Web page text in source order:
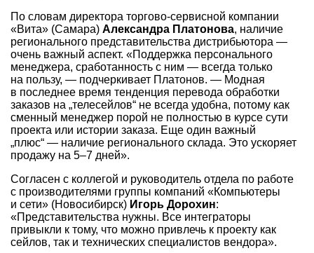
По словам директора торгово-сервисной компании
«Вита» (Самара) Александра Платонова, наличие
регионального представительства дистрибьютора —
очень важный аспект. «Поддержка персонального
менеджера, сработанность с ним — всегда только
на пользу, — подчеркивает Платонов. — Модная
в последнее время тенденция перевода обработки
заказов на „телесейлов“ не всегда удобна, потому как
сменный менеджер порой не полностью в курсе сути
проекта или истории заказа. Еще один важный
„плюс“ — наличие регионального склада. Это ускоряет
продажу на 5–7 дней».
Согласен с коллегой и руководитель отдела по работе
с производителями группы компаний «Компьютеры
и сети» (Новосибирск) Игорь Дорохин:
«Представительства нужны. Все интеграторы
привыкли к тому, что можно привлечь к проекту как
сейлов, так и технических специалистов вендора».